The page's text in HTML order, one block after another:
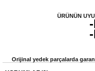
ÜRÜNÜN
Orijinal yedek parçalarda